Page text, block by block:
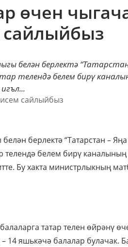
өчен
сайлыйбыз
белән берлектә
телендә белем бирү
берлектә “Татарстан – Яңа
телендә белем бирү
Бу хакта министрлыкның
татар телен өйрәнү
14 яшькәчә балалар булачак.